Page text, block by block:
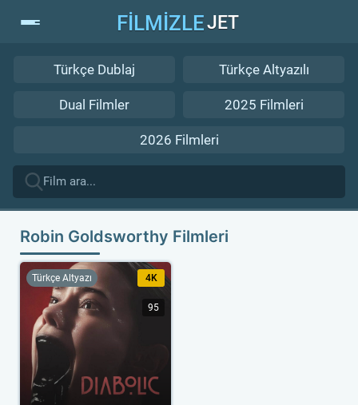
FİLMİZLEJET
Türkçe Dublaj Türkçe Altyazılı
Dual Filmler 2025 Filmleri
2026 Filmleri
Robin Goldsworthy Filmleri
Türkçe Altyazı 4K
95